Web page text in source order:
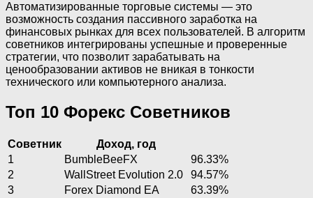
Автоматизированные торговые системы — это
возможность создания пассивного заработка на
финансовых рынках для всех пользователей. В алгоритм
советников интегрированы успешные и проверенные
стратегии, что позволит зарабатывать на
ценообразовании активов не вникая в тонкости
технического или компьютерного анализа.
Топ 10 Форекс Советников
Советник
Доход, год
1
BumbleBeeFX
96.33%
2
WallStreet Evolution 2.0
94.57%
3
Forex Diamond EA
63.39%